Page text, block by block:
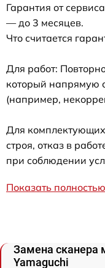
Гарантия от
— до 3 месяцев.
Что считается
Для работ:
который напрямую
(например,
Для
строя, отказ в
при соблюдении
Показать полностью
Замена сканера
Yamaguchi